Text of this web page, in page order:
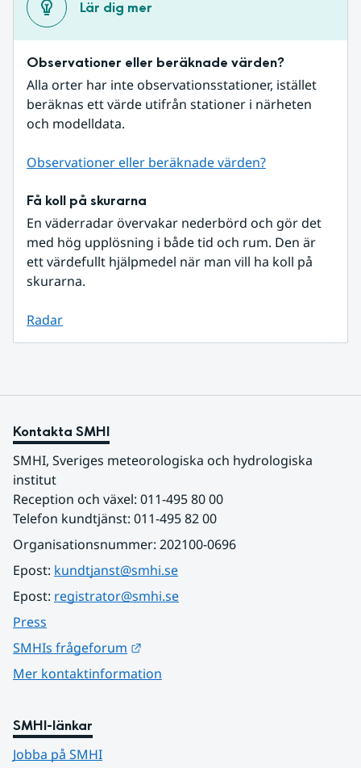
Lär dig mer
Observationer eller beräknade värden?
Alla orter har inte observationsstationer, istället
beräknas ett värde utifrån stationer i närheten
och modelldata.
Observationer eller beräknade värden?
Få koll på skurarna
En väderradar övervakar nederbörd och gör det
med hög upplösning i både tid och rum. Den är
ett värdefullt hjälpmedel när man vill ha koll på
skurarna.
Radar
Kontakta SMHI
SMHI, Sveriges meteorologiska och hydrologiska
institut
Reception och växel: 011-495 80 00
Telefon kundtjänst: 011-495 82 00
Organisationsnummer: 202100-0696
Epost: kundtjanst@smhi.se
Epost: registrator@smhi.se
Press
SMHIs frågeforum
Mer kontaktinformation
SMHI-länkar
Jobba på SMHI